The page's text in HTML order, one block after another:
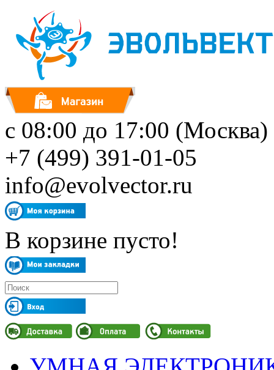
с 08:00 до 17:00 (Москва)
+7 (499) 391-01-05
info@evolvector.ru
В корзине пусто!